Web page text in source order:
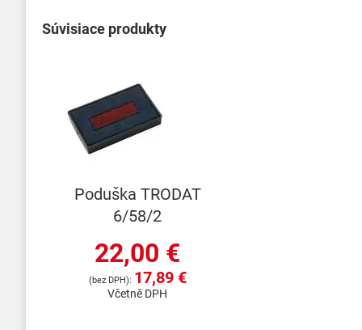
Súvisiace produkty
Poduška TRODAT
6/58/2
22,00 €
17,89 €
Včetně DPH